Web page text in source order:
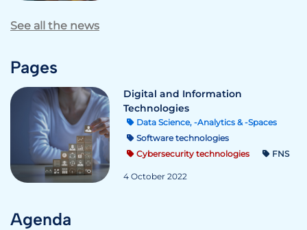
See all the news
Pages
Digital and Information
Technologies
Data Science, -Analytics & -Spaces
Software technologies
Cybersecurity technologies
FNS
4 October 2022
Agenda